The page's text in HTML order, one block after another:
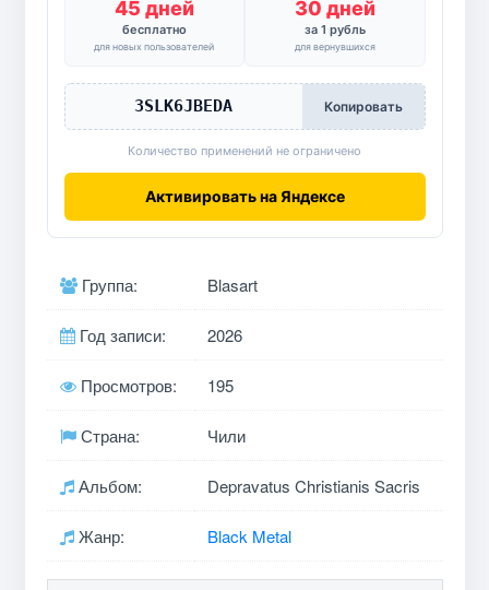
45 дней
бесплатно
для новых пользователей
30 дней
за 1 рубль
для вернувшихся
3SLK6JBEDA Копировать
Количество применений не ограничено
Активировать на Яндексе
Группа: Blasart
Год записи: 2026
Просмотров: 195
Страна: Чили
Альбом: Depravatus Christianis Sacris
Жанр: Black Metal